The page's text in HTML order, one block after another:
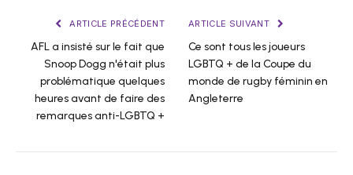
ARTICLE PRÉCÉDENT
AFL a insisté sur le fait que
Snoop Dogg n'était plus
problématique quelques
heures avant de faire des
remarques anti-LGBTQ +
ARTICLE SUIVANT
Ce sont tous les joueurs
LGBTQ + de la Coupe du
monde de rugby féminin en
Angleterre